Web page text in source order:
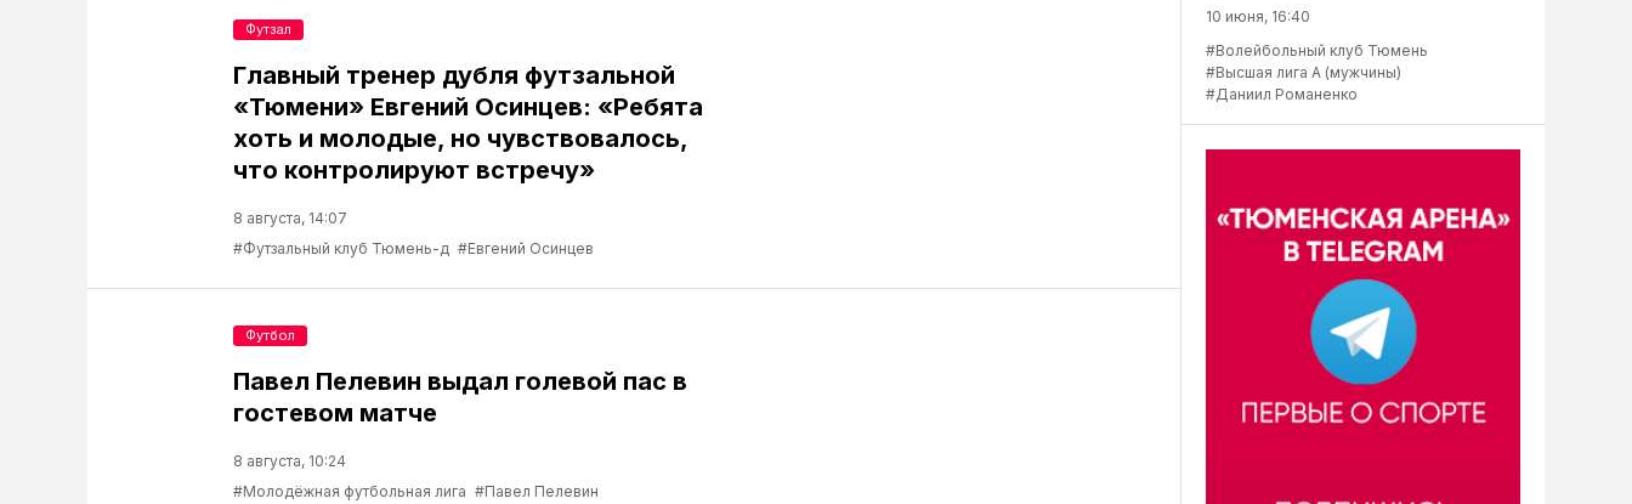
Главный тренер дубля футзальной
«Тюмени» Евгений Осинцев: «Ребята
хоть и молодые, но чувствовалось,
что контролируют встречу»
8 августа, 14:07
#Футзальный клуб Тюмень-д #Евгений Осинцев
Футзал
Павел Пелевин выдал голевой пас в
гостевом матче
8 августа, 10:24
#Молодёжная футбольная лига #Павел Пелевин
Футбол
10 июня, 16:40
#Волейбольный клуб Тюмень
#Высшая лига А (мужчины)
#Даниил Романенко